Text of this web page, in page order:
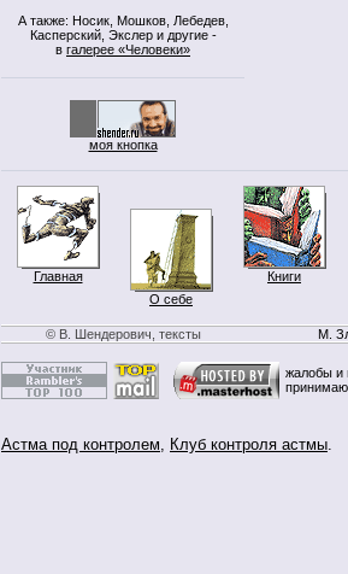
А также: Носик, Мошков, Лебедев,
Касперский, Экслер и другие -
в галерее «Человеки»
моя кнопка
Главная
О себе
Книги
© В. Шендерович, тексты М.
жалобы и
Астма под контролем, Клуб контроля астмы.